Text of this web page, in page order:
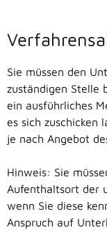
Sie müssen den
zuständigen Stelle
ein ausführliches
es sich zuschicken
je nach Angebot
Hinweis: Sie
Aufenthaltsort der
wenn Sie diese
Anspruch auf